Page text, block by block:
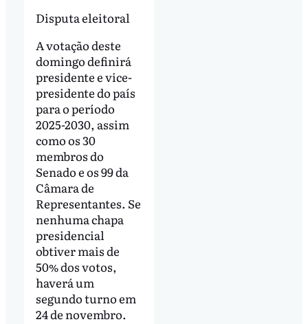
Disputa eleitoral
A votação deste
domingo definirá
presidente e vice-
presidente do país
para o período
2025-2030, assim
como os 30
membros do
Senado e os 99 da
Câmara de
Representantes. Se
nenhuma chapa
presidencial
obtiver mais de
50% dos votos,
haverá um
segundo turno em
24 de novembro.